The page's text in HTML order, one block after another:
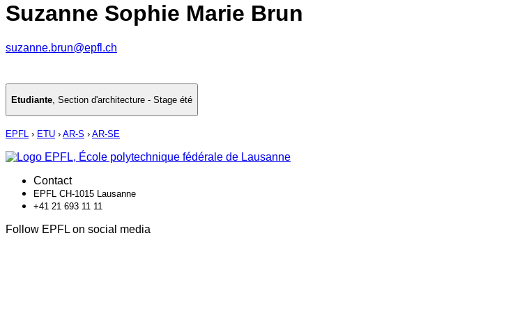
Suzanne Sophie Marie Brun
suzanne.brun@epfl.ch
Etudiante, Section d'architecture - Stage été
EPFL › ETU › AR-S › AR-SE
Contact
EPFL CH-1015 Lausanne
+41 21 693 11 11
Follow EPFL on social media